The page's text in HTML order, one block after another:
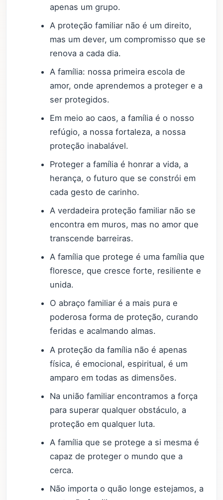
apenas um grupo.
A proteção familiar não é um direito,
mas um dever, um compromisso que se
renova a cada dia.
A família: nossa primeira escola de
amor, onde aprendemos a proteger e a
ser protegidos.
Em meio ao caos, a família é o nosso
refúgio, a nossa fortaleza, a nossa
proteção inabalável.
Proteger a família é honrar a vida, a
herança, o futuro que se constrói em
cada gesto de carinho.
A verdadeira proteção familiar não se
encontra em muros, mas no amor que
transcende barreiras.
A família que protege é uma família que
floresce, que cresce forte, resiliente e
unida.
O abraço familiar é a mais pura e
poderosa forma de proteção, curando
feridas e acalmando almas.
A proteção da família não é apenas
física, é emocional, espiritual, é um
amparo em todas as dimensões.
Na união familiar encontramos a força
para superar qualquer obstáculo, a
proteção em qualquer luta.
A família que se protege a si mesma é
capaz de proteger o mundo que a
cerca.
Não importa o quão longe estejamos, a